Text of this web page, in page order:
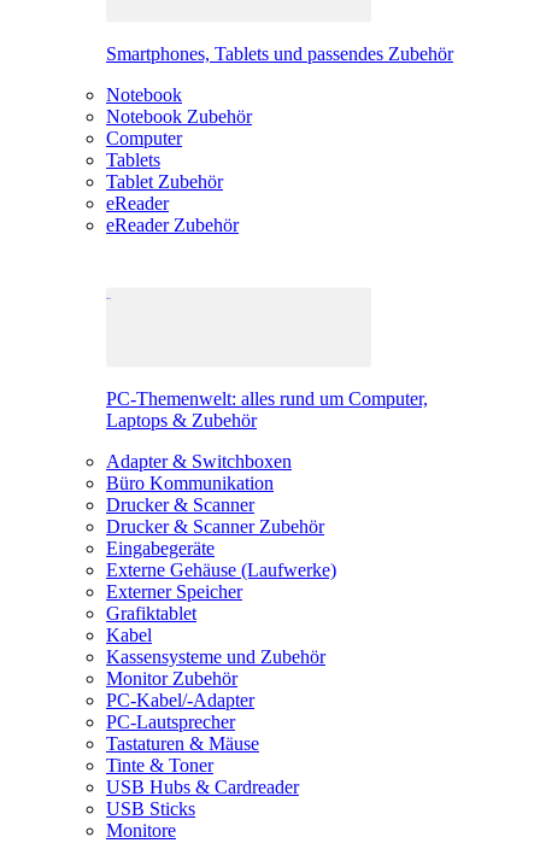
Smartphones, Tablets und passendes Zubehör
Notebook
Notebook Zubehör
Computer
Tablets
Tablet Zubehör
eReader
eReader Zubehör
PC-Themenwelt: alles rund um Computer,
Laptops & Zubehör
Adapter & Switchboxen
Büro Kommunikation
Drucker & Scanner
Drucker & Scanner Zubehör
Eingabegeräte
Externe Gehäuse (Laufwerke)
Externer Speicher
Grafiktablet
Kabel
Kassensysteme und Zubehör
Monitor Zubehör
PC-Kabel/-Adapter
PC-Lautsprecher
Tastaturen & Mäuse
Tinte & Toner
USB Hubs & Cardreader
USB Sticks
Monitore